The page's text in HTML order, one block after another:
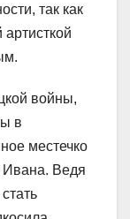
так как
войны,
в
местечко
Ведя